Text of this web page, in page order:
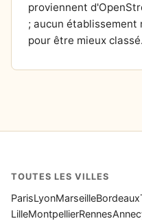
proviennent
; aucun établissement
pour être mieux classé.
TOUTES LES VILLES
ParisLyonMarseilleBordeaux
LilleMontpellierRennes